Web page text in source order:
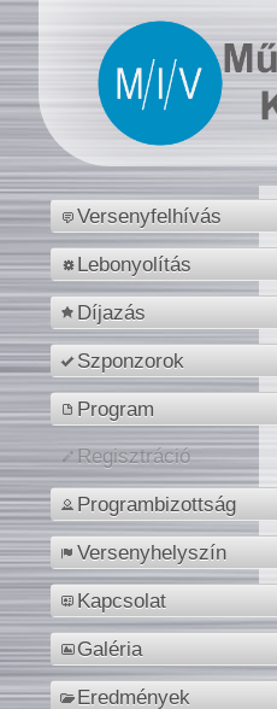
Versenyfelhívás
Lebonyolítás
Díjazás
Szponzorok
Program
Regisztráció
Programbizottság
Versenyhelyszín
Kapcsolat
Galéria
Eredmények